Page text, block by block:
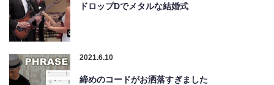
ドロップDでメタルな結婚式
2021.6.10
締めのコードがお洒落すぎました